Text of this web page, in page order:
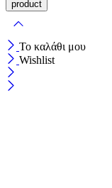
Το καλάθι μου
Wishlist